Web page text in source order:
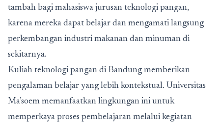
tambah bagi mahasiswa jurusan teknologi pangan,
karena mereka dapat belajar dan mengamati langsung
perkembangan industri makanan dan minuman di
sekitarnya.
Kuliah teknologi pangan di Bandung memberikan
pengalaman belajar yang lebih kontekstual. Universitas
Ma’soem memanfaatkan lingkungan ini untuk
memperkaya proses pembelajaran melalui kegiatan